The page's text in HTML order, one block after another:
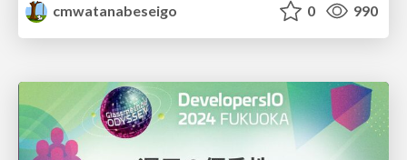
cmwatanabeseigo
0 990